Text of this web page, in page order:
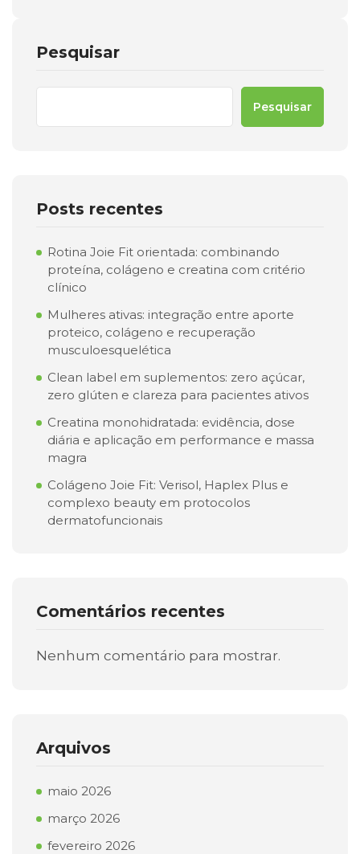
Pesquisar
Pesquisar
Posts recentes
Rotina Joie Fit orientada: combinando
proteína, colágeno e creatina com critério
clínico
Mulheres ativas: integração entre aporte
proteico, colágeno e recuperação
musculoesquelética
Clean label em suplementos: zero açúcar,
zero glúten e clareza para pacientes ativos
Creatina monohidratada: evidência, dose
diária e aplicação em performance e massa
magra
Colágeno Joie Fit: Verisol, Haplex Plus e
complexo beauty em protocolos
dermatofuncionais
Comentários recentes
Nenhum comentário para mostrar.
Arquivos
maio 2026
março 2026
fevereiro 2026